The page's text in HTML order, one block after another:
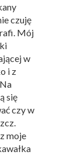
czuję
Mój
w
i z
się
czy w
moje